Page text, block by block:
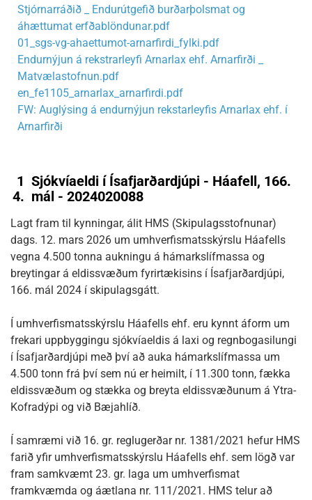
Stjórnarráðið _ Endurútgefið burðarþolsmat og
áhættumat erfðablöndunar.pdf
01_sgs-vg-ahaettumot-arnarfirdi_fylki.pdf
Endurnýjun á rekstrarleyfi Arnarlax ehf. Arnarfirði _
Matvælastofnun.pdf
en_fe1105_arnarlax_arnarfirdi.pdf
FW: Auglýsing á endurnýjun rekstarleyfis Arnarlax ehf. í
Arnarfirði
1
4.
Sjókvíaeldi í Ísafjarðardjúpi - Háafell, 166.
mál - 2024020088
Lagt fram til kynningar, álit HMS (Skipulagsstofnunar)
dags. 12. mars 2026 um umhverfismatsskýrslu Háafells
vegna 4.500 tonna aukningu á hámarkslífmassa og
breytingar á eldissvæðum fyrirtækisins í Ísafjarðardjúpi,
166. mál 2024 í skipulagsgátt.
Í umhverfismatsskýrslu Háafells ehf. eru kynnt áform um
frekari uppbyggingu sjókvíaeldis á laxi og regnbogasilungi
í Ísafjarðardjúpi með því að auka hámarkslífmassa um
4.500 tonn frá því sem nú er heimilt, í 11.300 tonn, fækka
eldissvæðum og stækka og breyta eldissvæðunum á Ytra-
Kofradýpi og við Bæjahlíð.
Í samræmi við 16. gr. reglugerðar nr. 1381/2021 hefur HMS
farið yfir umhverfismatsskýrslu Háafells ehf. sem lögð var
fram samkvæmt 23. gr. laga um umhverfismat
framkvæmda og áætlana nr. 111/2021. HMS telur að